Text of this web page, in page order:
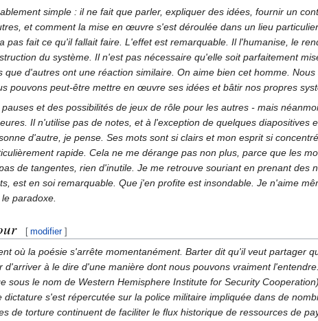
simple : il ne fait que parler, expliquer des idées, fournir un
et comment la mise en œuvre s'est déroulée dans un lieu
pas fait ce qu'il fallait faire. L'effet est remarquable. Il l'humanise, le
du système. Il n'est pas nécessaire qu'elle soit parfaitement
d'autres ont une réaction similaire. On aime bien cet homme.
pouvons peut-être mettre en œuvre ses idées et bâtir nos propres
et des possibilités de jeux de rôle pour les autres - mais
Il n'utilise pas de notes, et à l'exception de quelques diapositives
d'autre, je pense. Ses mots sont si clairs et mon esprit si
rapide. Cela ne me dérange pas non plus, parce que les
de tangentes, rien d'inutile. Je me retrouve souriant en prenant des
est en soi remarquable. Que j'en profite est insondable. Je n'aime
paradoxe.
[ modifier ]
où la poésie s'arrête momentanément. Barter dit qu'il veut partager
à le dire d'une manière dont nous pouvons vraiment
sous le nom de Western Hemisphere Institute for Security
s'est répercutée sur la police militaire impliquée dans de
de torture continuent de faciliter le flux historique de ressources de